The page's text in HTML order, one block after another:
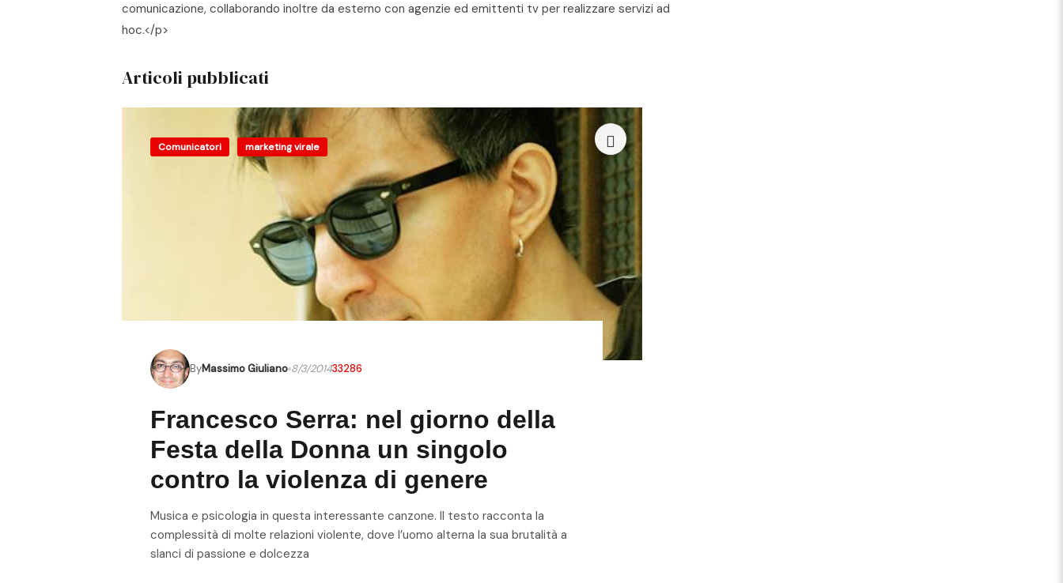
comunicazione, collaborando inoltre da esterno con agenzie ed emittenti tv per realizzare servizi ad
hoc.</p>
Articoli pubblicati
Comunicatori marketing virale
ByMassimo Giuliano 8/3/201433286
Francesco Serra: nel giorno della
Festa della Donna un singolo
contro la violenza di genere
Musica e psicologia in questa interessante canzone. Il testo racconta la
complessità di molte relazioni violente, dove l’uomo alterna la sua brutalità a
slanci di passione e dolcezza